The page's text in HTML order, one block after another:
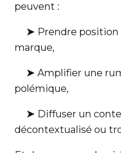
peuvent :
➤ Prendre
marque,
➤ Amplifier une
polémique,
➤ Diffuser un
décontextualisé ou